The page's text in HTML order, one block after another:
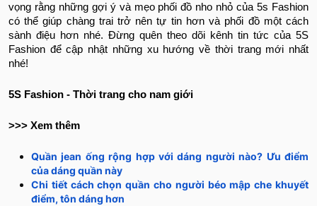
vọng rằng những gợi ý và mẹo phối đồ nho nhỏ của 5s Fashion
có thể giúp chàng trai trở nên tự tin hơn và phối đồ một cách
sành điệu hơn nhé. Đừng quên theo dõi kênh tin tức của 5S
Fashion để cập nhật những xu hướng về thời trang mới nhất
nhé!
5S Fashion - Thời trang cho nam giới
>>> Xem thêm
Quần jean ống rộng hợp với dáng người nào? Ưu điểm
của dáng quần này
Chi tiết cách chọn quần cho người béo mập che khuyết
điểm, tôn dáng hơn